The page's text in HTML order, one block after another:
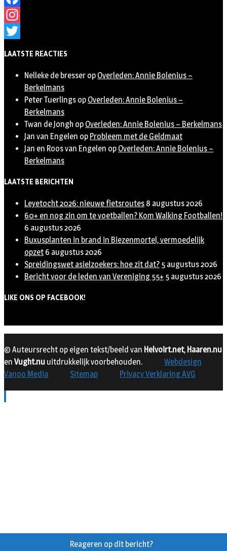
Facebook
Instagram
LAATSTE REACTIES
Nelleke de bresser op Overleden: Annie Bolenius –
Berkelmans
Peter Tuerlings op Overleden: Annie Bolenius –
Berkelmans
Twan de Jongh op Overleden: Annie Bolenius – Berkelmans
Jan van Engelen op Probleem met de Geldmaat
Jan en Roos van Engelen op Overleden: Annie Bolenius –
Berkelmans
LAATSTE BERICHTEN
Leyetocht 2026: nieuwe fietsroutes 8 augustus 2026
60+ en nog zin om te voetballen? Kom Walking Footballen!
6 augustus 2026
Buxusplanten in brand in Biezenmortel, vermoedelijk
opzet 6 augustus 2026
Spreidingswet asielzoekers: hoe zit dat? 5 augustus 2026
Bericht voor de leden van Vereniging 55+ 5 augustus 2026
LIKE ONS OP FACEBOOK!
Reageren op dit bericht?
© Auteursrecht op eigen tekst/beeld van Helvoirt.net, Haaren.nu
en Vught.nu uitdrukkelijk voorbehouden.
Webdesign
Vanoo Media
Sitemap Privacy Verklaring AVG